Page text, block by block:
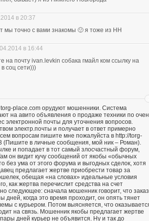
в 20:37
мы точно с вами знакомы 🙂 я тоже из НН
в 16:44
на почту ivan.levkin собака гмайл ком ссылку на
соц сети)))
place.com орудуют мошенники. Система
на авито объявления о продаже техники по
электронной почты для уточнения вопросов.
электр.почты и получает в ответ примерно
вопросам пишите мне пожалуйста в http://torg-
(Пишите в личные сообщения, мой ник – Роман).
и попадает в тот самый злосчастный форум,
он видит кучу сообщений от якобы «обычных
без ума от этого форума и выгодных сделок, хотя
предлагает жертве приобрести товар за
обещая «на словах» идеальные условия
как жертва перечислит средства на счет
следующее: сначала мошенник говорит, что заказ
дней, когда это время проходит, он опять тянет
с курьером. Потом выясняется, что
на связь. Мошенник якобы предлагает жертве
дней курьер не объявится. Ну и так до